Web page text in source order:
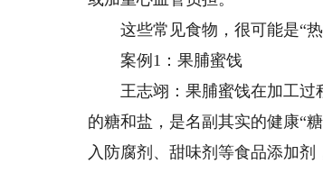
这些常见食物，很可能是“热
案例1：果脯蜜饯
王志翊：果脯蜜饯在加工过
的糖和盐，是名副其实的健康“
入防腐剂、甜味剂等食品添加